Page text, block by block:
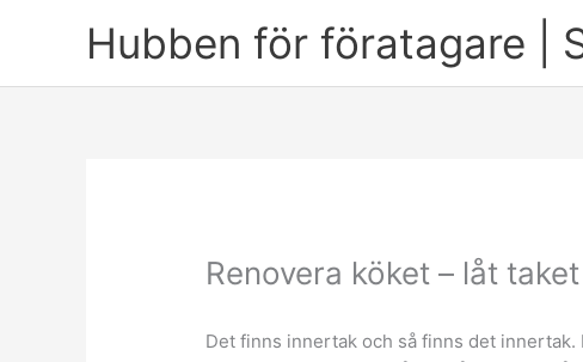
Hubben för föratagare |
Renovera köket – låt
Det finns innertak och så finns det innertak.